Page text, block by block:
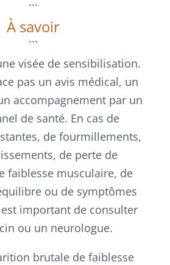
```
À savoir
```
visée de sensibilisation.
pas un avis médical, un
accompagnement par un
de santé. En cas de
de fourmillements,
de perte de
faiblesse musculaire, de
ou de symptômes
important de consulter
ou un neurologue.
brutale de faiblesse